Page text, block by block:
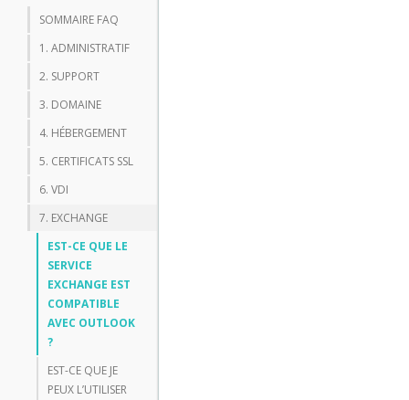
SOMMAIRE FAQ
1. ADMINISTRATIF
2. SUPPORT
3. DOMAINE
4. HÉBERGEMENT
5. CERTIFICATS SSL
6. VDI
7. EXCHANGE
EST-CE QUE LE
SERVICE
EXCHANGE EST
COMPATIBLE
AVEC OUTLOOK
?
EST-CE QUE JE
PEUX L’UTILISER